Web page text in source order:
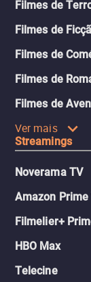
Filmes de
Filmes de
Filmes de
Filmes de
Filmes de
Ver mais
Streamings
Noverama TV
Amazon
Filmelier+
HBO Max
Telecine